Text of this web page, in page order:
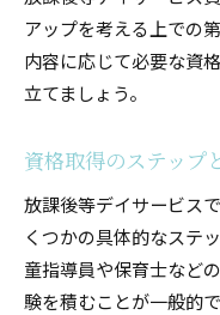
アップを考える上での
内容に応じて必要な資
立てましょう。
資格取得のステップ
放課後等デイサービス
くつかの具体的なステ
童指導員や保育士など
験を積むことが一般的